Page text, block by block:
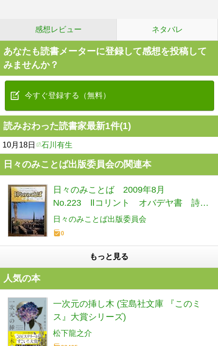
感想レビュー ネタバレ
あなたも読書メーターに登録して感想を投稿して
みませんか？
今すぐ登録する（無料）
読みおわった読書家最新1件(1)
10月18日 石川有生
日々のみことば出版委員会の関連本
日々のみことば 2009年8月
No.223 Ⅱコリント オバデヤ書 詩篇
74～77
日々のみことば出版委員会
0
もっと見る
人気の本
一次元の挿し木 (宝島社文庫 『このミ
ス』大賞シリーズ)
松下龍之介